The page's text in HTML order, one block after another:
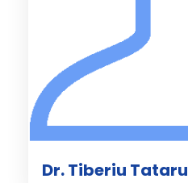
Dr. Tiberiu Tataru